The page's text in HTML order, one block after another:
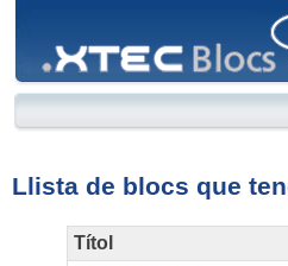
Llista de blocs que
Títol